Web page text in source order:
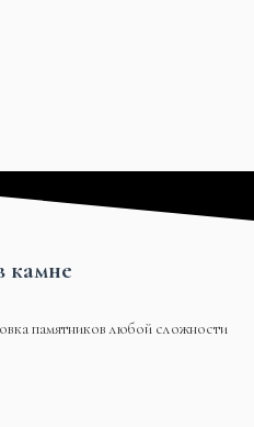
камне
памятников любой сложности